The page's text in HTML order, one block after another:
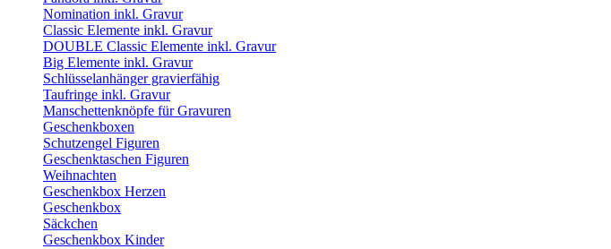
Nomination inkl. Gravur
Classic Elemente inkl. Gravur
DOUBLE Classic Elemente inkl. Gravur
Big Elemente inkl. Gravur
Schlüsselanhänger gravierfähig
Taufringe inkl. Gravur
Manschettenknöpfe für Gravuren
Geschenkboxen
Schutzengel Figuren
Geschenktaschen Figuren
Weihnachten
Geschenkbox Herzen
Geschenkbox
Säckchen
Geschenkbox Kinder